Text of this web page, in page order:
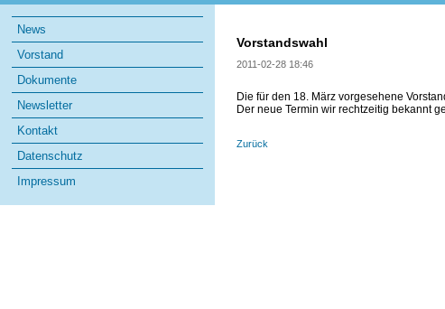
Vorstandswahl
2011-02-28 18:46
Die für den 18. März vorgesehene
Der neue Termin wir rechtzeitig bekannt
Zurück
Navigation
überspringen
News
Vorstand
Dokumente
Newsletter
Kontakt
Datenschutz
Impressum